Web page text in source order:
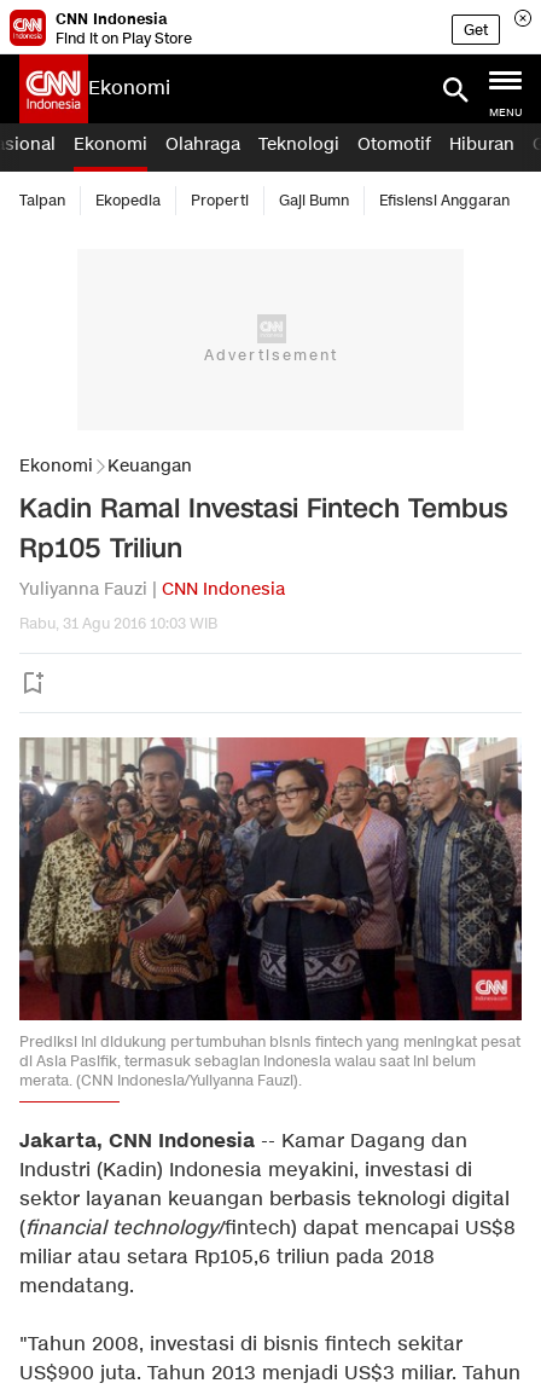
CNN Indonesia
Find it on Play Store
Get
Ekonomi
MENU
Ekonomi Olahraga Teknologi Otomotif Hiburan
Taipan Ekopedia Properti Gaji Bumn Efisiensi Anggaran
Ekonomi Keuangan
Kadin Ramal Investasi Fintech Tembus
Rp105 Triliun
Yuliyanna Fauzi | CNN Indonesia
Rabu, 31 Agu 2016 10:03 WIB
Prediksi ini didukung pertumbuhan bisnis fintech yang meningkat pesat
di Asia Pasifik, termasuk sebagian Indonesia walau saat ini belum
merata. (CNN Indonesia/Yuliyanna Fauzi).
Jakarta, CNN Indonesia -- Kamar Dagang dan
Industri (Kadin) Indonesia meyakini, investasi di
sektor layanan keuangan berbasis teknologi digital
(financial technology/fintech) dapat mencapai US$8
miliar atau setara Rp105,6 triliun pada 2018
mendatang.
"Tahun 2008, investasi di bisnis fintech sekitar
US$900 juta. Tahun 2013 menjadi US$3 miliar. Tahun